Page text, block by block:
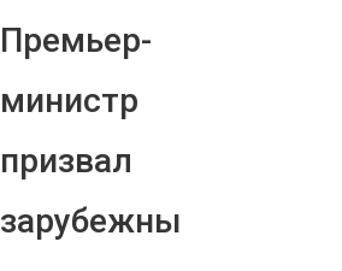
Премьер-
министр
призвал
зарубежны